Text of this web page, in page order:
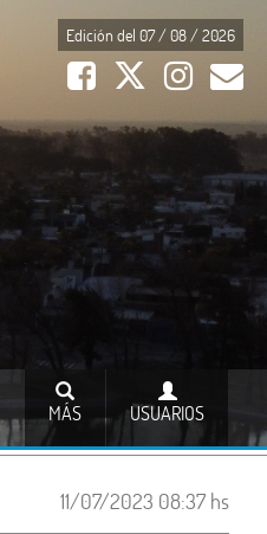
Edición del 07 / 08 / 2026
USUARIOS
MÁS
11/07/2023 08:37 hs